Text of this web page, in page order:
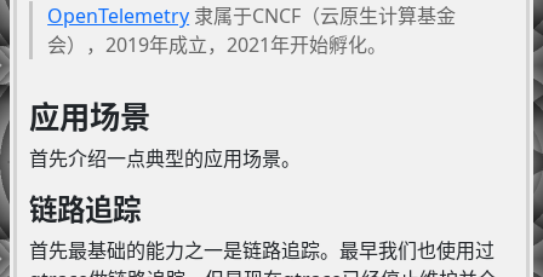
OpenTelemetry隶属于CNCF（云原生计算基金
会），2019年成立，2021年开始孵化。
应用场景
首先介绍一点典型的应用场景。
链路追踪
首先最基础的能力之一是链路追踪。最早我们也使用过